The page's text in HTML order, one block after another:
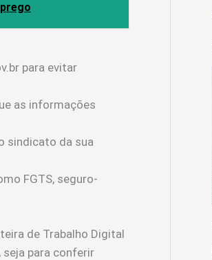
para evitar
as informações
sindicato da sua
FGTS, seguro-
de Trabalho Digital
para conferir